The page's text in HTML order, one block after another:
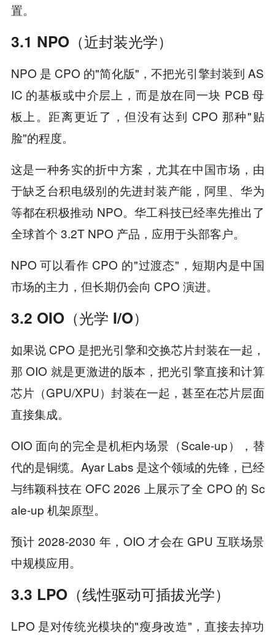
置。
3.1 NPO（近封装光学）
NPO 是 CPO 的"简化版"，不把光引擎封装到 AS
IC 的基板或中介层上，而是放在同一块 PCB 母
板上。距离更近了，但没有达到 CPO 那种"贴
脸"的程度。
这是一种务实的折中方案，尤其在中国市场，由
于缺乏台积电级别的先进封装产能，阿里、华为
等都在积极推动 NPO。华工科技已经率先推出了
全球首个 3.2T NPO 产品，应用于头部客户。
NPO 可以看作 CPO 的"过渡态"，短期内是中国
市场的主力，但长期仍会向 CPO 演进。
3.2 OIO（光学 I/O）
如果说 CPO 是把光引擎和交换芯片封装在一起，
那 OIO 就是更激进的版本，把光引擎直接和计算
芯片（GPU/XPU）封装在一起，甚至在芯片层面
直接集成。
OIO 面向的完全是机柜内场景（Scale-up），替
代的是铜缆。Ayar Labs 是这个领域的先锋，已经
与纬颖科技在 OFC 2026 上展示了全 CPO 的 Sc
ale-up 机架原型。
预计 2028-2030 年，OIO 才会在 GPU 互联场景
中规模应用。
3.3 LPO（线性驱动可插拔光学）
LPO 是对传统光模块的"瘦身改造"，直接去掉功